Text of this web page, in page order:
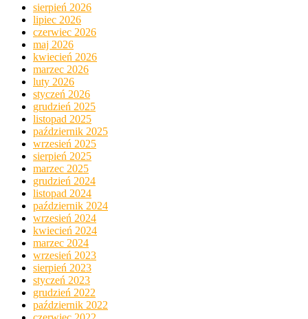
sierpień 2026
lipiec 2026
czerwiec 2026
maj 2026
kwiecień 2026
marzec 2026
luty 2026
styczeń 2026
grudzień 2025
listopad 2025
październik 2025
wrzesień 2025
sierpień 2025
marzec 2025
grudzień 2024
listopad 2024
październik 2024
wrzesień 2024
kwiecień 2024
marzec 2024
wrzesień 2023
sierpień 2023
styczeń 2023
grudzień 2022
październik 2022